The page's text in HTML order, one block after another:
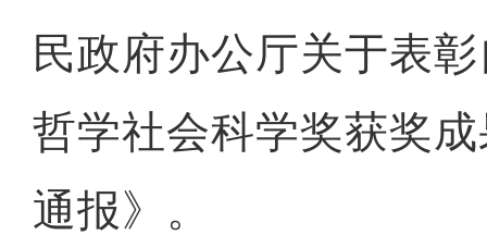
民政府办公厅关于表
哲学社会科学奖获奖
通报》。